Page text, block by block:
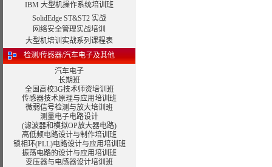
IBM 大型机操作系统培训班
SolidEdge ST&ST2 实战
网络安全管理实战培训
大型机培训实战系列课程表
检测/传感器/汽车电子及其他
汽车电子
长期班
全国高校3G技术师资培训班
传感器技术原理与应用培训班
微弱信号检测与放大培训班
测量电子电路设计
(滤波器和模拟OP放大器电路)
高低频电路设计与制作培训班
锁相环(PLL)电路设计与应用培训班
振荡电路的设计与应用培训班
变压器与电感器设计培训班